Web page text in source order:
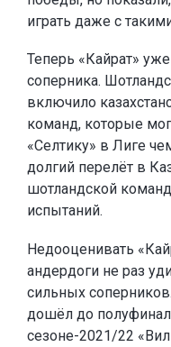
играть даже с
Теперь «Кайрат»
соперника.
включило
команд, которые
«Селтику» в Лиге
долгий перелёт в
шотландской
испытаний.
Недооценивать
андердоги не раз
сильных
дошёл до
сезоне-2021/22